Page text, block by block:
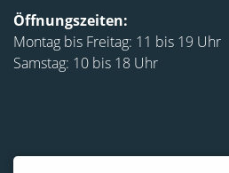
Öffnungszeiten:
Montag bis Freitag: 11 bis 19 Uhr
Samstag: 10 bis 18 Uhr